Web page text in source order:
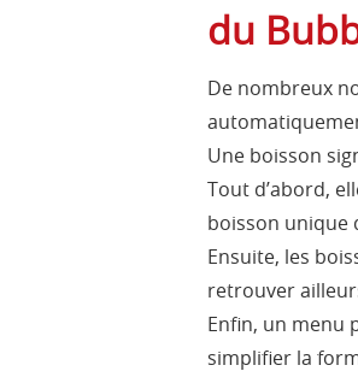
du
De nombreux
Une boisson
Tout d’abord,
boisson unique
Ensuite, les
retrouver
Enfin, un menu
simplifier la